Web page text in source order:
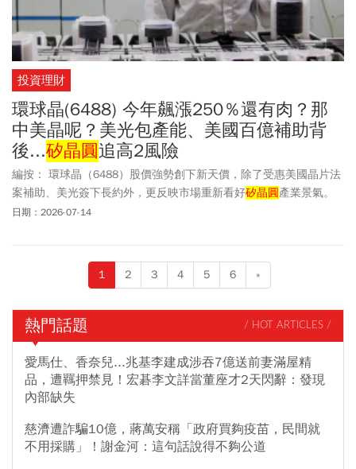
投資理財
環球晶(6488) 今年飆漲250％還有肉？那
中美晶呢？美光包產能、美國百億補助背
後...矽晶圓追高2風險
編按： 環球晶（6488）股價強勢創下新天價，除了受惠美國晶片法
案補助、美光簽下長約外，更反映市場重新看好矽晶圓產業景氣。
不過，環球晶今年股價已飆漲250%，接下來還有機會繼續上攻？AI
Siltronic（環球晶持有13.7%）以及韓國SK Siltron掌握逾九成市占，
但多數同業近年擴產仍相對保守，只有環球晶積極在美國布局新產
臉書發文表示，美光和環球晶簽長約只是第一槍，後續應該可以看
到更多合作案。他認為目前矽晶圓現貨價才剛開始上漲，環球晶也
停止簽新約，參考記憶體行情，當市場重新開始搶簽長約前，整體
矽晶圓
族群景氣循環仍有向上空間。不過他也表示，環球晶短線漲
幅已不小，相較之下，持有環球晶逾四成股權、享有控股折價的中
環族群。
日期：2026-07-14
1 2 3 4 5 6 »
熱門話題 / HOT ARTICLES /
愛馬仕、香奈兒...兆基李建成涉吞7億送前妻滿屋精
品，遭羈押禁見！宏碁李文詳當董座才2天閃辭：發現
內部缺失
慈濟遭詐騙10億，蔣萬安稱「政府買夠疫苗，民間就
不用採購」！謝金河：這句話說得不夠公道